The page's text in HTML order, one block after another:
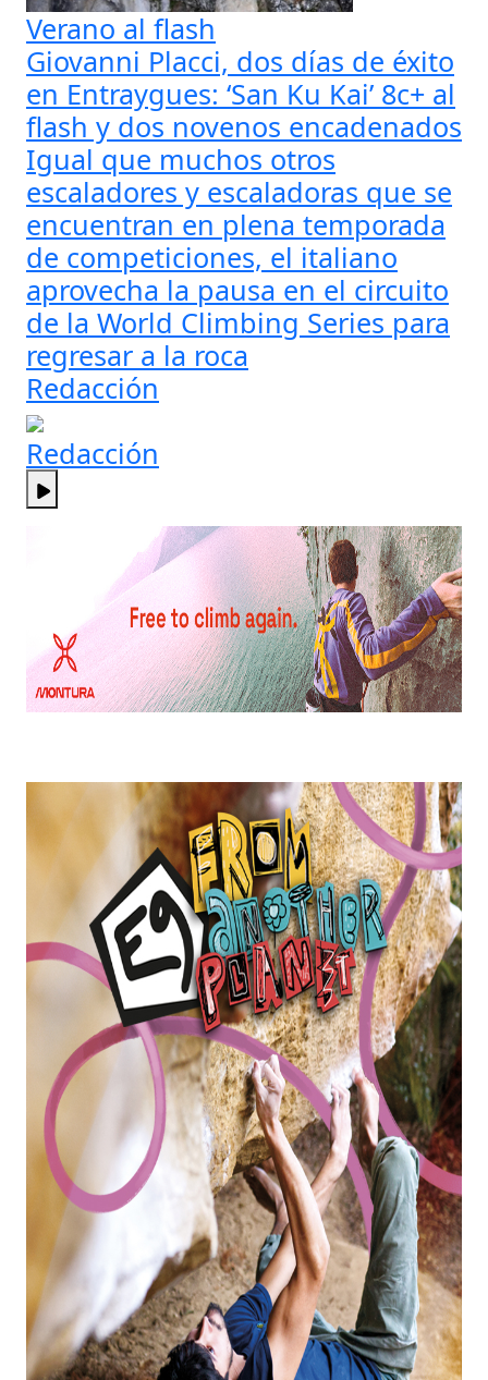
Verano al flash
Giovanni Placci, dos días de éxito
en Entraygues: ‘San Ku Kai’ 8c+ al
flash y dos novenos encadenados
Igual que muchos otros
escaladores y escaladoras que se
encuentran en plena temporada
de competiciones, el italiano
aprovecha la pausa en el circuito
de la World Climbing Series para
regresar a la roca
Redacción
Redacción